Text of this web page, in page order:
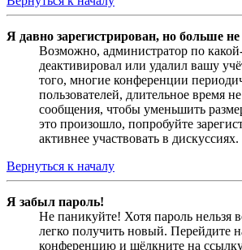
Я давно зарегистрирован, но больше
Возможно, администратор по
деактивировал или удалил вашу
того, многие конференции
пользователей, длительное время
сообщения, чтобы уменьшить
это произошло, попробуйте
активнее участвовать в дискуссиях.
Вернуться к началу
Я забыл пароль!
Не паникуйте! Хотя пароль нельзя
легко получить новый. Перейдите
конференцию и щёлкните на